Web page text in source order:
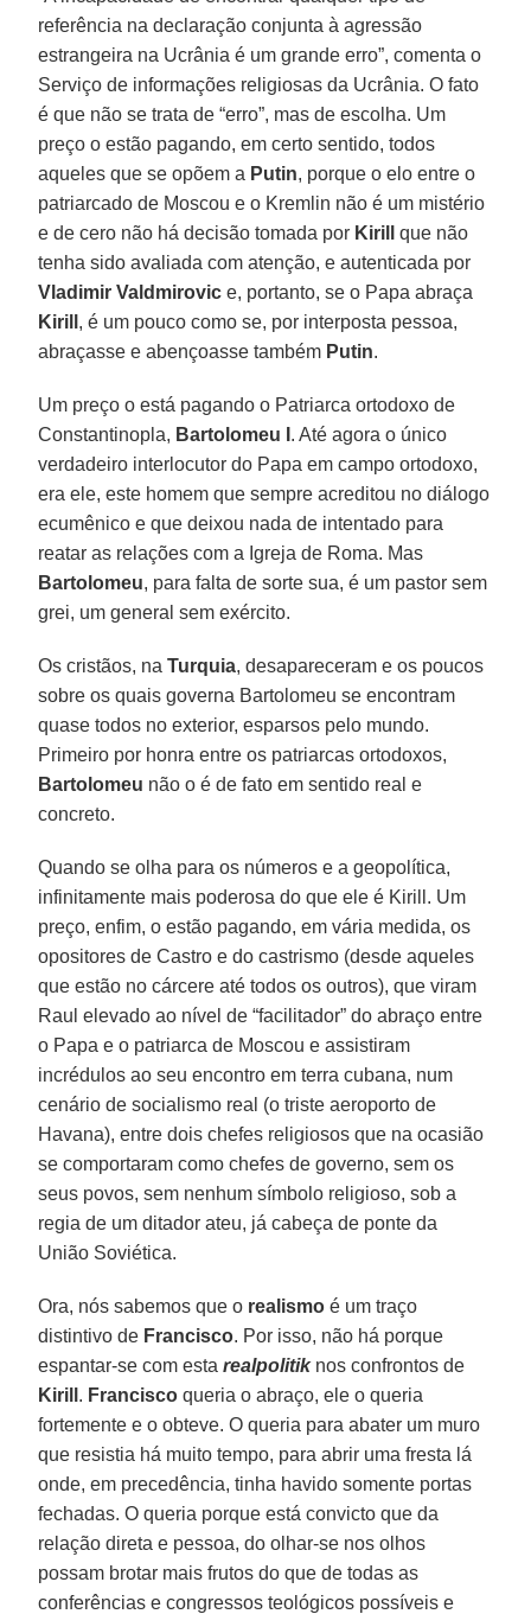
referência na declaração conjunta à agressão
estrangeira na Ucrânia é um grande erro”, comenta o
Serviço de informações religiosas da Ucrânia. O fato
é que não se trata de “erro”, mas de escolha. Um
preço o estão pagando, em certo sentido, todos
aqueles que se opõem a Putin, porque o elo entre o
patriarcado de Moscou e o Kremlin não é um mistério
e de cero não há decisão tomada por Kirill
que não
tenha sido avaliada com atenção, e autenticada por
Vladimir Valdmirovic e, portanto, se o Papa abraça
Kirill , é um pouco como se, por interposta pessoa,
abraçasse e abençoasse também Putin.
Um preço o está pagando o Patriarca ortodoxo de
Constantinopla, Bartolomeu I . Até agora o único
verdadeiro interlocutor do Papa em campo ortodoxo,
era ele, este homem que sempre acreditou no diálogo
ecumênico e que deixou nada de intentado para
reatar as relações com a Igreja de Roma. Mas
Bartolomeu, para falta de sorte sua, é um pastor sem
grei, um general sem exército.
Os cristãos, naTurquia, desapareceram e os poucos
sobre os quais governa Bartolomeu se encontram
quase todos no exterior, esparsos pelo mundo.
Primeiro por honra entre os patriarcas ortodoxos,
Bartolomeu não o é de fato em sentido real e
concreto.
Quando se olha para os números e a geopolítica,
infinitamente mais poderosa do que ele é Kirill. Um
preço, enfim, o estão pagando, em vária medida, os
opositores de Castro e do castrismo (desde aqueles
que estão no cárcere até todos os outros), que viram
Raul elevado ao nível de “facilitador” do abraço entre
o Papa e o patriarca de Moscou e assistiram
incrédulos ao seu encontro em terra cubana, num
cenário de socialismo real (o triste aeroporto de
Havana), entre dois chefes religiosos que na ocasião
se comportaram como chefes de governo, sem os
seus povos, sem nenhum símbolo religioso, sob a
regia de um ditador ateu, já cabeça de ponte da
União Soviética.
Ora, nós sabemos que o realismo é um traço
distintivo de Francisco. Por isso, não há porque
espantar-se com estarealpolitik nos confrontos de
Kirill . Francisco queria o abraço, ele o queria
fortemente e o obteve. O queria para abater um muro
que resistia há muito tempo, para abrir uma fresta lá
onde, em precedência, tinha havido somente portas
fechadas. O queria porque está convicto que da
relação direta e pessoa, do olhar-se nos olhos
possam brotar mais frutos do que de todas as
conferências e congressos teológicos possíveis e